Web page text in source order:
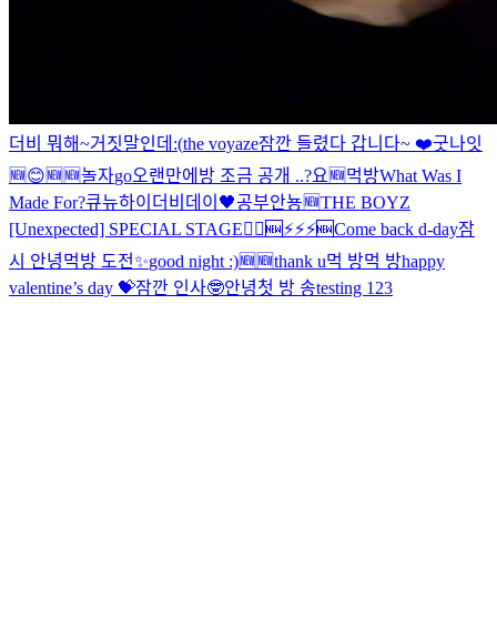
더비 뭐해~거짓말인데 :(the voyaze잠깐 들렸다 갑니다~ ❤️굿나잇
🆕😊🆕 🆕놀자go오랜만에 방 조금 공개 ..?요 🆕먹방What Was I
Made For?큐뉴하이 더비데이🖤공부안뇽🆕THE BOYZ
[Unexpected] SPECIAL STAGE🏃‍♂️🆕 ⚡️⚡️⚡️🆕Come back d-day잠
시 안녕먹방 도전✨good night :)🆕 🆕thank u먹 방먹 방happy
valentine’s day 💝잠깐 인사🤓안녕첫 방 송testing 123